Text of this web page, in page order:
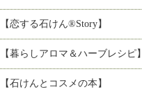
【恋する石けん®Story】
【暮らしアロマ＆ハーブレシピ】
【石けんとコスメの本】